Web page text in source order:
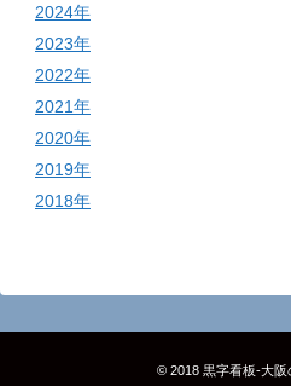
2024年
2023年
2022年
2021年
2020年
2019年
2018年
© 2018 黒字看板‐大